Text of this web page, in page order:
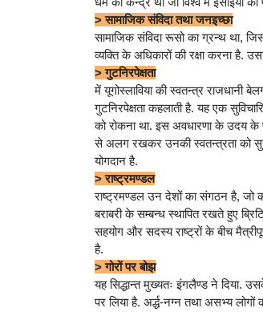
> सामाजिक संविदा तथा जनइच्छा
सामाजिक संविदा रूसो का ग्रन्थ था,
व्यक्ति के अधिकारों की रक्षा करना है.
> गुटनिरपेक्षता
में यूगोस्लाविया की स्वतन्त्र राजधानी
गुटनिरपेक्षता कहलाती है. यह एक
को रोकना था. इस अवधारणा के उदय के
से अलग रखकर उनकी स्वतन्त्रता को
योगदान है.
> राष्ट्रमण्डल
राष्ट्रमण्डल उन देशों का संगठन है, जो
बराबरी के सम्बन्ध स्थापित रखते हुए
सहयोग और सदस्य राष्ट्रों के बीच
है.
> गोरों पर बोझ
यह सिद्धान्त मुख्यतः इंगलैण्ड ने
पर लिया है. अर्द्ध-नग्न तथा असभ्य लोगों